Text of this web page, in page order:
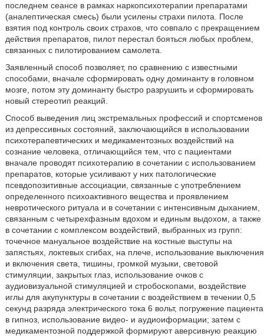
последнем сеансе в рамках наркопсихотерапии препаратами
(аналептическая смесь) были усилены страхи пилота. После
взятия под контроль своих страхов, что совпало с прекращением
действия препаратов, пилот перестал бояться любых проблем,
связанных с пилотированием самолета.
Заявленный способ позволяет, по сравнению с известными
способами, вначале сформировать одну доминанту в головном
мозге, потом эту доминанту быстро разрушить и сформировать
новый стереотип реакций.
Способ выведения лиц экстремальных профессий и спортсменов
из депрессивных состояний, заключающийся в использовании
психотерапевтических и медикаментозных воздействий на
сознание человека, отличающийся тем, что с пациентами
вначале проводят психотерапию в сочетании с использованием
препаратов, которые усиливают у них патологические
псевдопозитивные ассоциации, связанные с употреблением
определенного психоактивного вещества и проявлением
невротического ритуала и в сочетании с интенсивным дыханием,
связанным с четырехфазным вдохом и единым выдохом, а также
в сочетании с комплексом воздействий, выбранных из групп:
точечное мануальное воздействие на костные выступы на
запястьях, локтевых сгибах, на плече, использование выключения
и включения света, тишины, громкой музыки, световой
стимуляции, закрытых глаз, использование очков с
аудиовизуальной стимуляцией и стробоскопами, воздействие
иглы для акупунктуры в сочетании с воздействием в течении 0,5
секунд разряда электрического тока 6 вольт, погружение пациента
в гипноз, использование видео- и аудиоиформации; затем с
медикаментозной поддержкой формируют аверсивную реакцию